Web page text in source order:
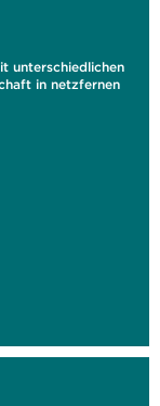
unterschiedlichen
in netzfernen